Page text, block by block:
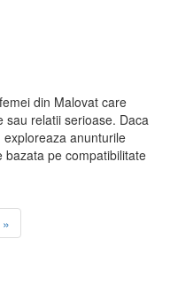
din Malovat care
sau relatii serioase. Daca
anunturile
bazata pe compatibilitate
»